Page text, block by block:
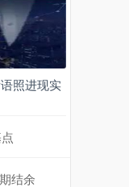
照进现实
结余